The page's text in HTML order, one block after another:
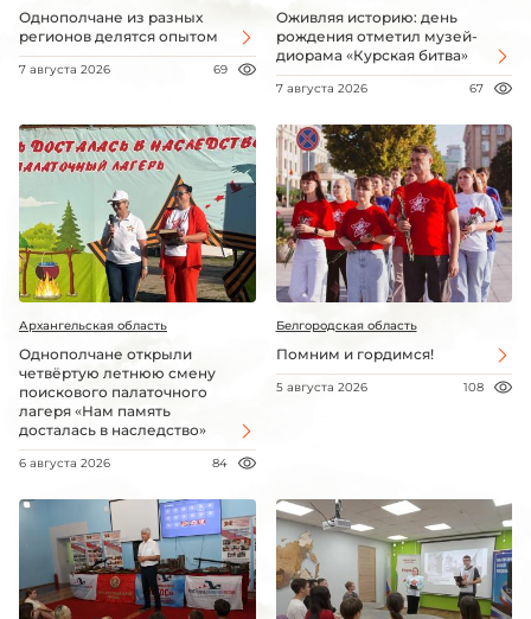
Однополчане из разных
регионов делятся опытом
7 августа 2026 69
Оживляя историю: день
рождения отметил музей-
диорама «Курская битва»
7 августа 2026 67
Архангельская область
Однополчане открыли
четвёртую летнюю смену
поискового палаточного
лагеря «Нам память
досталась в наследство»
6 августа 2026 84
Белгородская область
Помним и гордимся!
5 августа 2026 108